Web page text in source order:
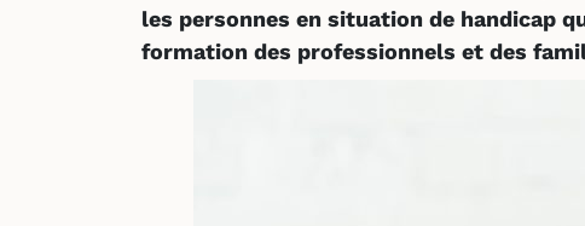
les personnes en situation de handicap
formation des professionnels et des